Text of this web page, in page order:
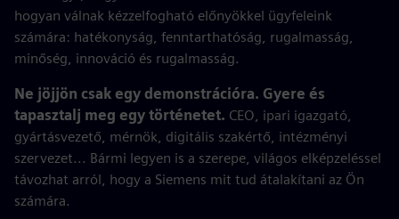
hogyan válnak kézzelfogható előnyökkel ügyfeleink
számára: hatékonyság, fenntarthatóság, rugalmasság,
minőség, innováció és rugalmasság.
Ne jöjjön csak egy demonstrációra. Gyere és
tapasztalj meg egy történetet. CEO, ipari igazgató,
gyártásvezető, mérnök, digitális szakértő, intézményi
szervezet... Bármi legyen is a szerepe, világos elképzeléssel
távozhat arról, hogy a Siemens mit tud átalakítani az Ön
számára.